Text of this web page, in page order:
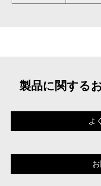
製品に関する
よ